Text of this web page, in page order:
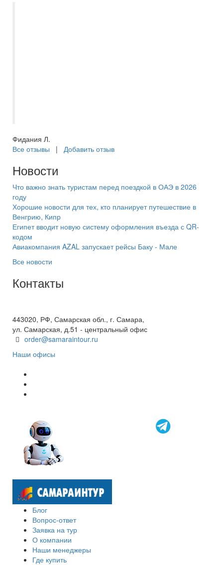
Фидания Л.
Все отзывы | Добавить отзыв
Новости
Что важно знать туристам перед поездкой в ОАЭ в 2026
году
Хорошие новости для тех, кто планирует путешествие в
Венгрию, Кипр
Египет вводит новую систему оформления въезда с QR-
кодом
Авиакомпания AZAL запускает рейсы Баку - Мале
Все новости
Контакты
443020, РФ, Самарская обл., г. Самара,
ул. Самарская, д.51 - центральный офис
order@samaraintour.ru
Наши офисы
Блог
Вопрос-ответ
Заявка на тур
О компании
Наши менеджеры
Где купить